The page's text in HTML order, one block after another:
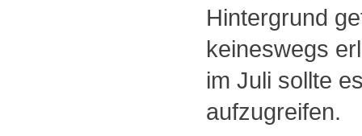
Hintergrund
keineswegs
im Juli sollte
aufzugreifen.